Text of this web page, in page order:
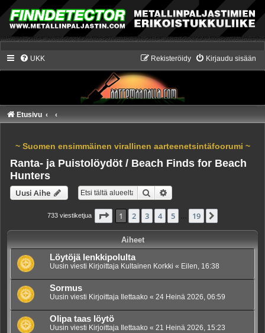
UKK Kirjaudu sisään
Rekisteröidy
Etusivu
~ Suomen ensimmäinen virallinen aarteenetsintäfoorumi ~
Ranta- ja Puistolöydöt / Beach Finds for Beach
Hunters
Uusi Aihe Etsi
733 viestiketjua Sivu /19
1 2 3 4 5 19
Aiheet
Löytöjä lenkkipolulta
Uusin viesti Kirjoittaja Kultainen Korkki « Eilen, 16:38
Sormus
Uusin viesti Kirjoittaja Ilettaako « 24 Heinä 2026, 06:59
Olipa taas löytö
Uusin viesti Kirjoittaja Ilettaako « 21 Heinä 2026, 15:23